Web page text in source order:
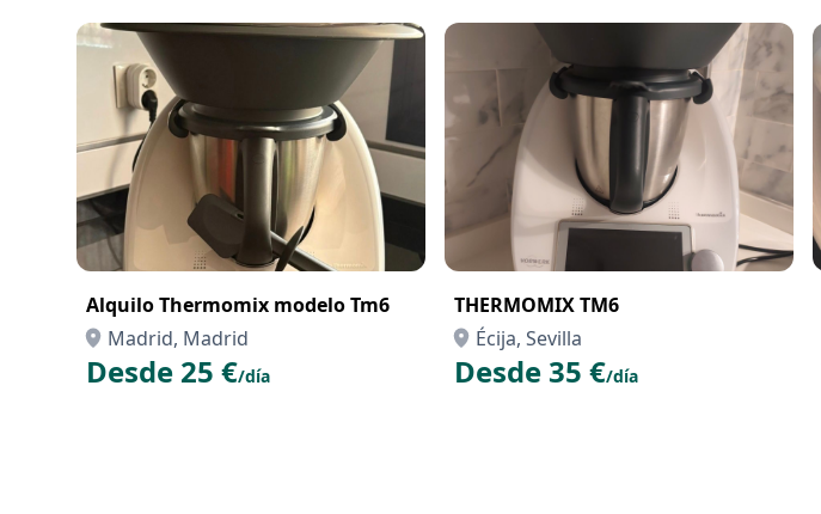
Alquilo Thermomix modelo Tm6
Madrid, Madrid
Desde 25 €/día
THERMOMIX TM6
Écija, Sevilla
Desde 35 €/día